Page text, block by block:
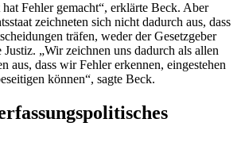
hat Fehler gemacht“, erklärte Beck. Aber
zeichneten sich nicht dadurch aus, dass
träfen, weder der Gesetzgeber
„Wir zeichnen uns dadurch als allen
aus, dass wir Fehler erkennen, eingestehen
können“, sagte Beck.